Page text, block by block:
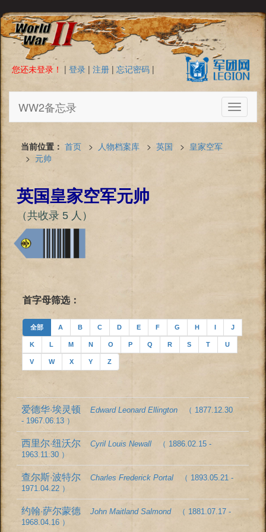
您还未登录！ | 登录 | 注册 | 忘记密码 |
Toggle
WW2备忘录
当前位置： 首页 > 人物档案库 > 英国 > 皇家空军
> 元帅
英国皇家空军元帅
（共收录 5 人）
首字母筛选：
全部 A B C D E F G H I J
K L M N O P Q R S T U
V W X Y Z
爱德华·埃灵顿Edward Leonard Ellington
（ 1877.12.30
- 1967.06.13 ）
西里尔·纽沃尔Cyril Louis Newall
（ 1886.02.15 -
1963.11.30 ）
查尔斯·波特尔Charles Frederick Portal
（ 1893.05.21 -
1971.04.22 ）
约翰·萨尔蒙德John Maitland Salmond
（ 1881.07.17 -
1968.04.16 ）